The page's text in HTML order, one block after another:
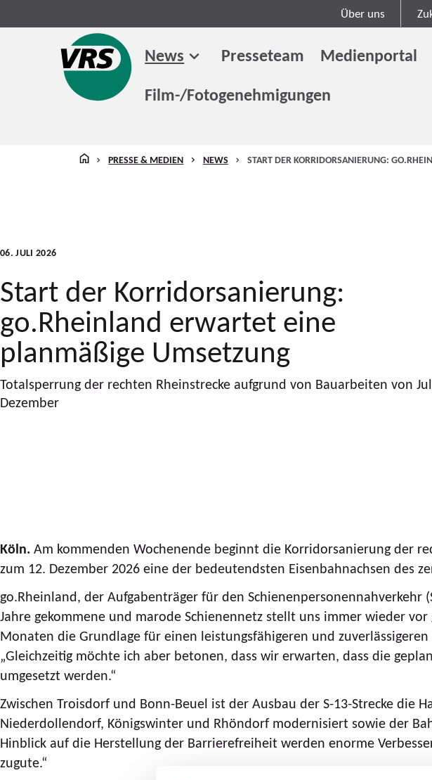
Über uns
News Presseteam Medienportal
Film-/Fotogenehmigungen
STARTSEITE
PRESSE & MEDIEN NEWS START DER KORRIDORSANIERUNG:
06. JULI 2026
Start der Korridorsanierung:
go.Rheinland erwartet eine
planmäßige Umsetzung
Totalsperrung der rechten Rheinstrecke aufgrund von Bauarbeiten von
Dezember
Köln. Am kommenden Wochenende beginnt die Korridorsanierung der
zum 12. Dezember 2026 eine der bedeutendsten Eisenbahnachsen des
go.Rheinland, der Aufgabenträger für den
Jahre gekommene und marode Schienennetz stellt uns immer wieder
Monaten die Grundlage für einen leistungsfähigeren und
„Gleichzeitig möchte ich aber betonen, dass wir erwarten, dass die
umgesetzt werden.“
Zwischen Troisdorf und Bonn-Beuel ist der Ausbau der S-13-Strecke
Niederdollendorf, Königswinter und Rhöndorf modernisiert sowie der
Hinblick auf die Herstellung der Barrierefreiheit werden enorme
zugute.“